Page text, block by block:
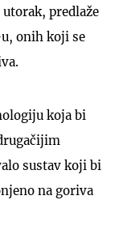
predlaže
onih koji se
koja bi
sustav koji bi
na goriva